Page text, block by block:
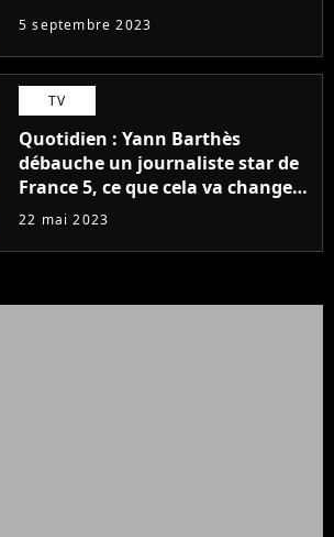
5 septembre 2023
TV
Quotidien : Yann Barthès
débauche un journaliste star de
France 5, ce que cela va changer
à la rentrée
22 mai 2023